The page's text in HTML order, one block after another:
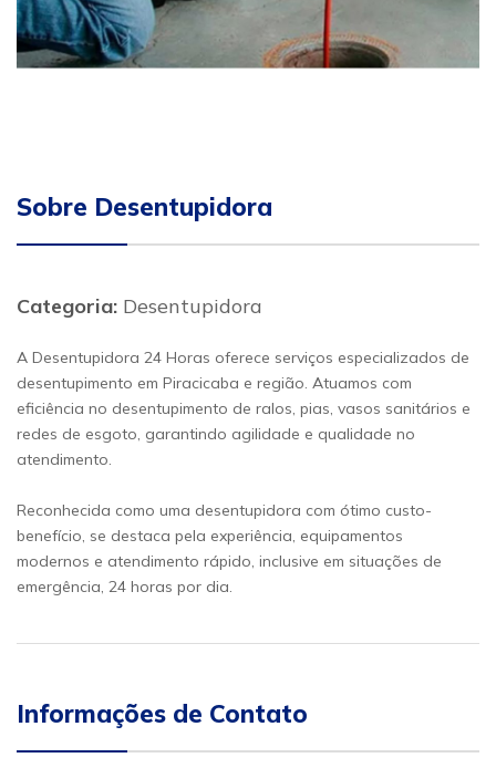
Sobre Desentupidora
Categoria: Desentupidora
A Desentupidora 24 Horas oferece serviços especializados de
desentupimento em Piracicaba e região. Atuamos com
eficiência no desentupimento de ralos, pias, vasos sanitários e
redes de esgoto, garantindo agilidade e qualidade no
atendimento.
Reconhecida como uma desentupidora com ótimo custo-
benefício, se destaca pela experiência, equipamentos
modernos e atendimento rápido, inclusive em situações de
emergência, 24 horas por dia.
Informações de Contato